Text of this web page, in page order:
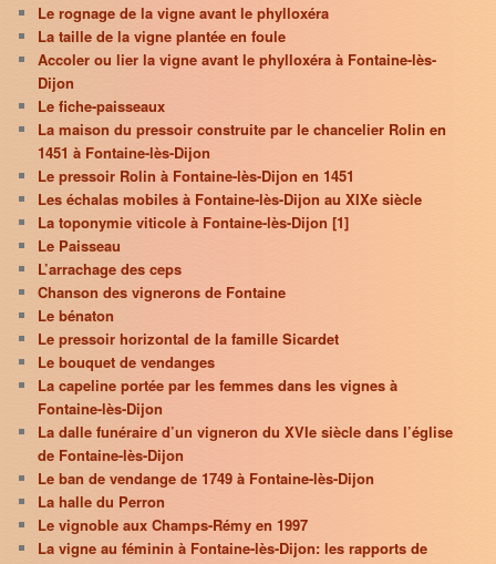
Le rognage de la vigne avant le phylloxéra
La taille de la vigne plantée en foule
Accoler ou lier la vigne avant le phylloxéra à Fontaine-lès-
Dijon
Le fiche-paisseaux
La maison du pressoir construite par le chancelier Rolin en
1451 à Fontaine-lès-Dijon
Le pressoir Rolin à Fontaine-lès-Dijon en 1451
Les échalas mobiles à Fontaine-lès-Dijon au XIXe siècle
La toponymie viticole à Fontaine-lès-Dijon [1]
Le Paisseau
L’arrachage des ceps
Chanson des vignerons de Fontaine
Le bénaton
Le pressoir horizontal de la famille Sicardet
Le bouquet de vendanges
La capeline portée par les femmes dans les vignes à
Fontaine-lès-Dijon
La dalle funéraire d’un vigneron du XVIe siècle dans l’église
de Fontaine-lès-Dijon
Le ban de vendange de 1749 à Fontaine-lès-Dijon
La halle du Perron
Le vignoble aux Champs-Rémy en 1997
La vigne au féminin à Fontaine-lès-Dijon: les rapports de